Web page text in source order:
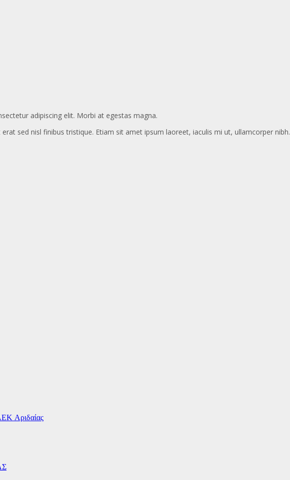
adipiscing elit. Morbi at egestas magna.
sed nisl finibus tristique. Etiam sit amet ipsum laoreet, iaculis mi ut, ullamcorper nibh.
Αριδαίας